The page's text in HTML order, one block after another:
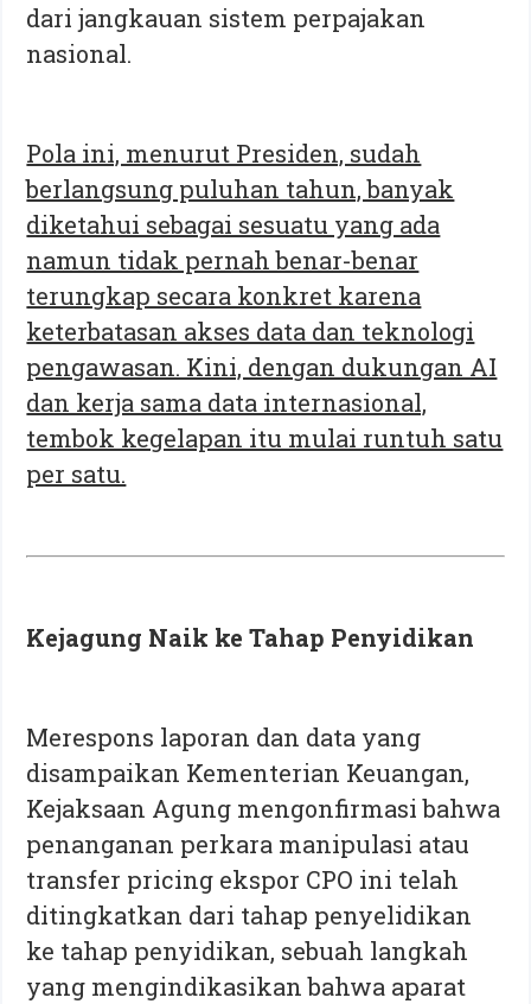
dari jangkauan sistem perpajakan
nasional.
Pola ini, menurut Presiden, sudah
berlangsung puluhan tahun, banyak
diketahui sebagai sesuatu yang ada
namun tidak pernah benar-benar
terungkap secara konkret karena
keterbatasan akses data dan teknologi
pengawasan. Kini, dengan dukungan AI
dan kerja sama data internasional,
tembok kegelapan itu mulai runtuh satu
per satu.
Kejagung Naik ke Tahap Penyidikan
Merespons laporan dan data yang
disampaikan Kementerian Keuangan,
Kejaksaan Agung mengonfirmasi bahwa
penanganan perkara manipulasi atau
transfer pricing ekspor CPO ini telah
ditingkatkan dari tahap penyelidikan
ke tahap penyidikan, sebuah langkah
yang mengindikasikan bahwa aparat